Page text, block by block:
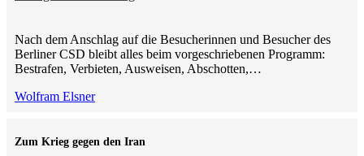
Nach dem Anschlag auf die Besucherinnen und Besucher des
Berliner CSD bleibt alles beim vorgeschriebenen Programm:
Bestrafen, Verbieten, Ausweisen, Abschotten,…
Wolfram Elsner
Zum Krieg gegen den Iran